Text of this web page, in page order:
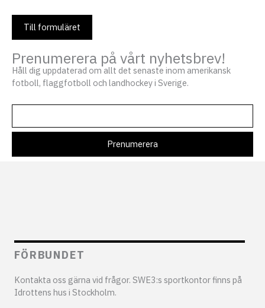
Till formuläret
Prenumerera på vårt nyhetsbrev!
Håll dig uppdaterad om allt det senaste inom amerikansk
fotboll, flaggfotboll och landhockey i Sverige.
FÖRBUNDET
Kontakta oss gärna vid frågor. SWE3:s sportkontor finns på
Idrottens hus i Stockholm.